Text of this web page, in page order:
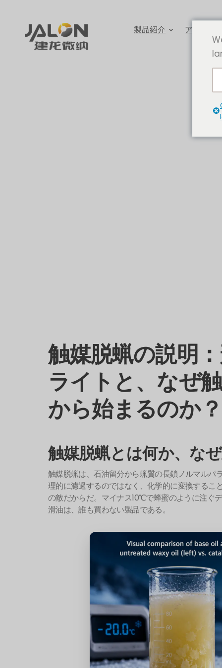
製品紹介 アプリケ
触媒脱蝋の説明
ライトと、なぜ
から始まるのか？
触媒脱蝋とは何か、な
触媒脱蝋は、石油留分から蝋質の長鎖ノルマルパ
理的に濾過するのではなく、化学的に変換するこ
の敵だからだ。マイナス10℃で蜂蜜のように注ぐ
滑油は、誰も買わない製品である。